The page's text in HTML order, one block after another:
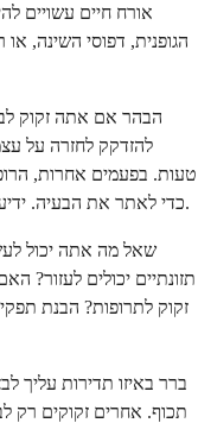
אורח חיים עשויים
הגופנית, דפוסי השינה,
הבהר אם אתה זקוק
להזדקק לחזרה על
טעות. בפעמים אחרות,
כדי לאתר את הבעיה. ידיעת מה שיבוא אחר כך מפחיתה אי-ודאות וחרדה.
שאל מה אתה יכול
תזונתיים יכולים לעזור?
זקוק לתרופות? הבנת
ברר באיזו תדירות עליך
תכוף. אחרים זקוקים רק